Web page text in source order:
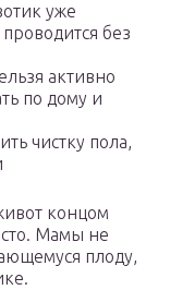
уже
без
активно
по дому и
чистку пола,
концом
Мамы не
плоду,